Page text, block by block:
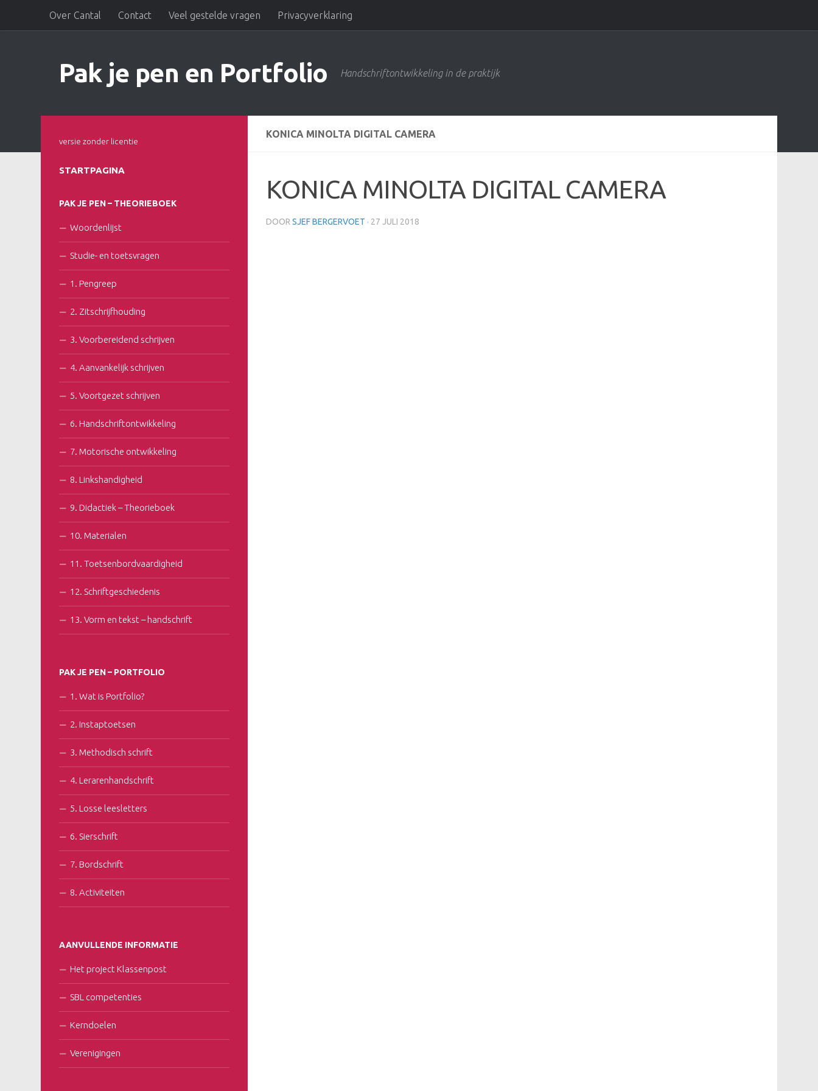
Doorgaan naar inhoud
Over Cantal Contact Veel gestelde vragen Privacyverklaring
Pak je pen en Portfolio Handschriftontwikkeling in de praktijk
KONICA MINOLTA DIGITAL CAMERA
KONICA MINOLTA DIGITAL CAMERA
DOOR SJEF BERGERVOET · 27 JULI 2018
versie zonder licentie
STARTPAGINA
PAK JE PEN – THEORIEBOEK
Woordenlijst
Studie- en toetsvragen
1. Pengreep
2. Zitschrijfhouding
3. Voorbereidend schrijven
4. Aanvankelijk schrijven
5. Voortgezet schrijven
6. Handschriftontwikkeling
7. Motorische ontwikkeling
8. Linkshandigheid
9. Didactiek – Theorieboek
10. Materialen
11. Toetsenbordvaardigheid
12. Schriftgeschiedenis
13. Vorm en tekst – handschrift
PAK JE PEN – PORTFOLIO
1. Wat is Portfolio?
2. Instaptoetsen
3. Methodisch schrift
4. Lerarenhandschrift
5. Losse leesletters
6. Sierschrift
7. Bordschrift
8. Activiteiten
AANVULLENDE INFORMATIE
Het project Klassenpost
SBL competenties
Kerndoelen
Verenigingen